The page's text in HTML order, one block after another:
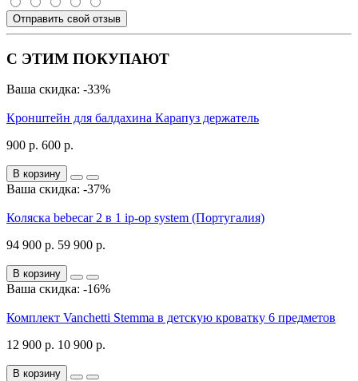
Отправить свой отзыв
С ЭТИМ ПОКУПАЮТ
Ваша скидка: -33%
Кронштейн для балдахина Карапуз держатель
900 р. 600 р.
В корзину
Ваша скидка: -37%
Коляска bebecar 2 в 1 ip-op system (Португалия)
94 900 р. 59 900 р.
В корзину
Ваша скидка: -16%
Комплект Vanchetti Stemma в детскую кроватку 6 предметов
12 900 р. 10 900 р.
В корзину